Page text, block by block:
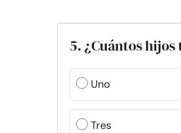
5. ¿Cuántos hijos
Uno
Tres